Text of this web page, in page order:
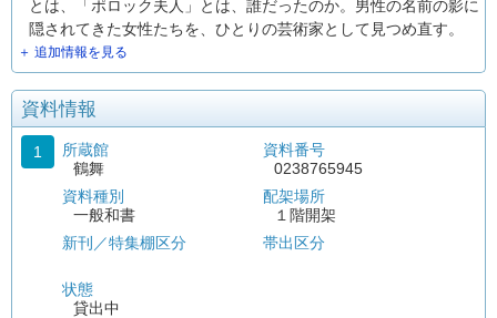
とは、「ポロック夫人」とは、誰だったのか。男性の名前の影に
隠されてきた女性たちを、ひとりの芸術家として見つめ直す。
＋ 追加情報を見る
資料情報
1
所蔵館
鶴舞
資料種別
一般和書
新刊／特集棚区分
状態
貸出中
資料番号
0238765945
配架場所
１階開架
帯出区分